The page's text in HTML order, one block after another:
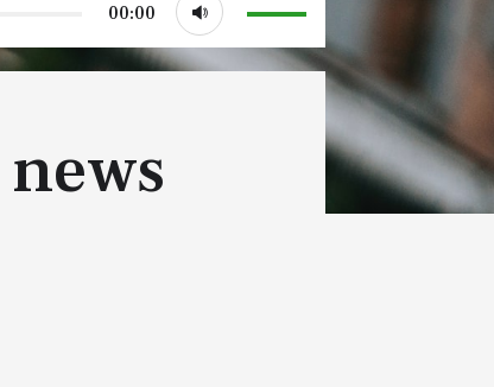
00:00
вверх/
увеличить
уменьшить